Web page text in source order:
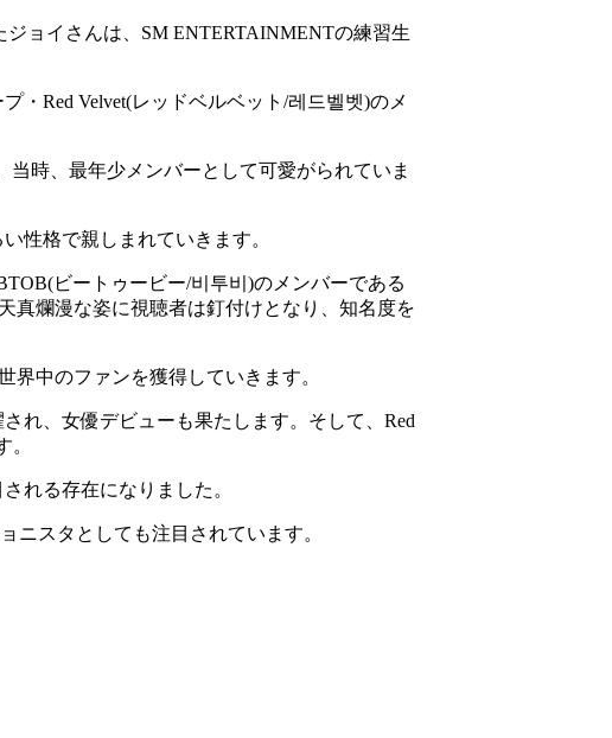
ョイさんは、SM ENTERTAINMENTの練習生
・Red Velvet(レッドベルベット/레드벨벳)のメ
当時、最年少メンバーとして可愛がられていま
性格で親しまれていきます。
ビートゥービー/비투비)のメンバーである
真爛漫な姿に視聴者は釘付けとなり、知名度を
界中のファンを獲得していきます。
れ、女優デビューも果たします。そして、Red
。
れる存在になりました。
ニスタとしても注目されています。